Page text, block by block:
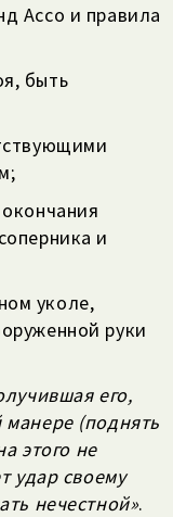
Ассо и правила
быть
и
уколе,
руки
его,
(поднять
этого не
удар своему
нечестной».